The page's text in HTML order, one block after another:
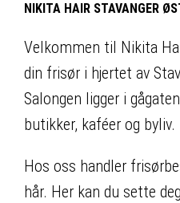
NIKITA HAIR STAVANGER
Velkommen til Nikita
din frisør i hjertet av
Salongen ligger i
butikker, kaféer og byliv.
Hos oss handler
hår. Her kan du sette